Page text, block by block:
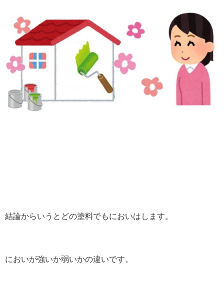
結論からいうとどの塗料でもにおいはします。
においが強いか弱いかの違いです。